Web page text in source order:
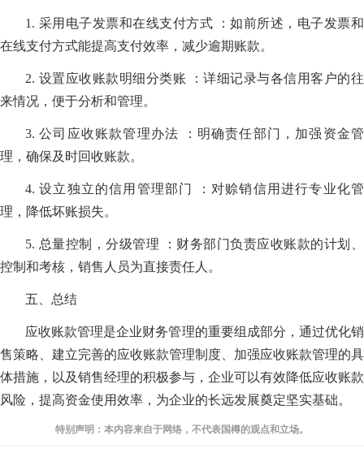
1. 采用电子发票和在线支付方式 ：如前所述，电子发票和
在线支付方式能提高支付效率，减少逾期账款。
2. 设置应收账款明细分类账 ：详细记录与各信用客户的往
来情况，便于分析和管理。
3. 公司应收账款管理办法 ：明确责任部门，加强资金管
理，确保及时回收账款。
4. 设立独立的信用管理部门 ：对赊销信用进行专业化管
理，降低坏账损失。
5. 总量控制，分级管理 ：财务部门负责应收账款的计划、
控制和考核，销售人员为直接责任人。
五、总结
应收账款管理是企业财务管理的重要组成部分，通过优化销
售策略、建立完善的应收账款管理制度、加强应收账款管理的具
体措施，以及销售经理的积极参与，企业可以有效降低应收账款
风险，提高资金使用效率，为企业的长远发展奠定坚实基础。
特别声明：本内容来自于网络，不代表国樽的观点和立场。